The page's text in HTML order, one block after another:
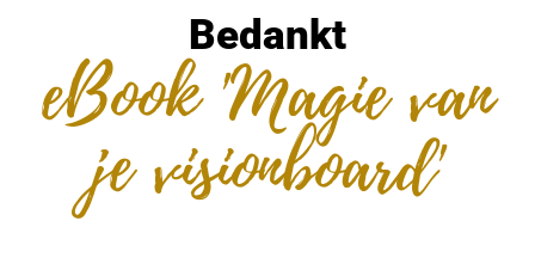
Bedankt
eBook 'Magie van
je visionboard'